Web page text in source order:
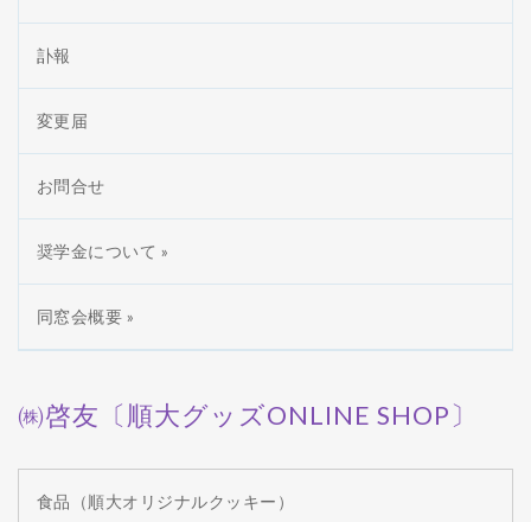
訃報
変更届
お問合せ
奨学金について »
同窓会概要 »
㈱啓友〔順大グッズONLINE SHOP〕
食品（順大オリジナルクッキー）